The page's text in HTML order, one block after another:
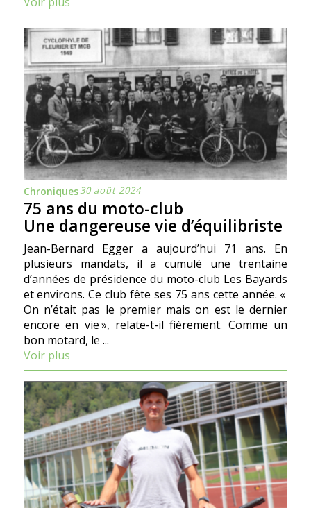
Chroniques30 août 2024
75 ans du moto-club
Une dangereuse vie d’équilibriste
Jean-Bernard Egger a aujourd’hui 71 ans. En
plusieurs mandats, il a cumulé une trentaine
d’années de présidence du moto-club Les Bayards
et environs. Ce club fête ses 75 ans cette année. «
On n’était pas le premier mais on est le dernier
encore en vie », relate-t-il fièrement. Comme un
bon motard, le ...
Voir plus